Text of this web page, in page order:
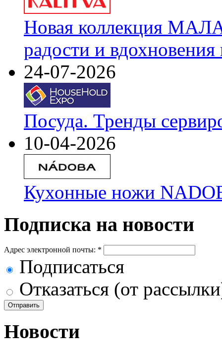
Новая коллекция
радости и
24-07-2026
Посуда. Тренды
10-04-2026
Кухонные ножи
Подписка на новости
Адрес электронной почты: *
Подписаться
Отказаться (от
Новости